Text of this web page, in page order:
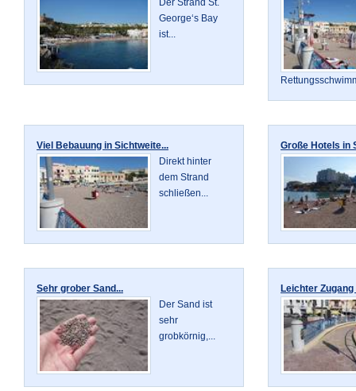
Der Strand St.
George‘s Bay
ist...
Viel Bebauung in Sichtweite...
Direkt hinter
dem Strand
schließen...
Große Hotels in
Sehr grober Sand...
Der Sand ist
sehr
grobkörnig,...
Leichter